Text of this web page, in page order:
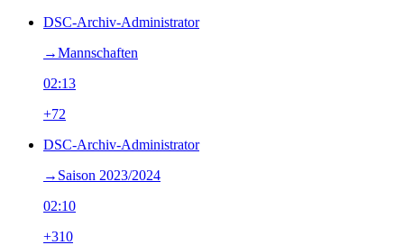
DSC-Archiv-Administrator
→‎Mannschaften
02:13
+72
DSC-Archiv-Administrator
→‎Saison 2023/2024
02:10
+310